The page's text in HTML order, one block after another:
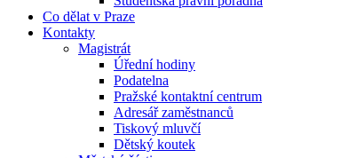
Co dělat v Praze
Kontakty
Magistrát
Úřední hodiny
Podatelna
Pražské kontaktní centrum
Adresář zaměstnanců
Tiskový mluvčí
Dětský koutek